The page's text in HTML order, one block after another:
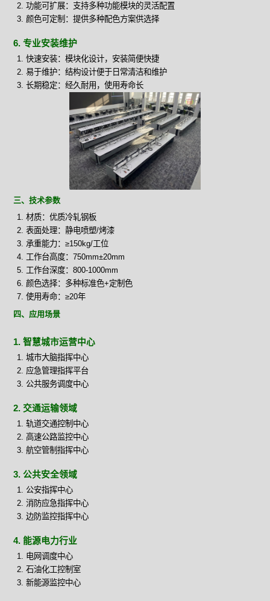
功能可扩展：支持多种功能模块的灵活配置
颜色可定制：提供多种配色方案供选择
6. 专业安装维护
快速安装：模块化设计，安装简便快捷
易于维护：结构设计便于日常清洁和维护
长期稳定：经久耐用，使用寿命长
三、技术参数
材质：优质冷轧钢板
表面处理：静电喷塑/烤漆
承重能力：≥150kg/工位
工作台高度：750mm±20mm
工作台深度：800-1000mm
颜色选择：多种标准色+定制色
使用寿命：≥20年
四、应用场景
1. 智慧城市运营中心
城市大脑指挥中心
应急管理指挥平台
公共服务调度中心
2. 交通运输领域
轨道交通控制中心
高速公路监控中心
航空管制指挥中心
3. 公共安全领域
公安指挥中心
消防应急指挥中心
边防监控指挥中心
4. 能源电力行业
电网调度中心
石油化工控制室
新能源监控中心